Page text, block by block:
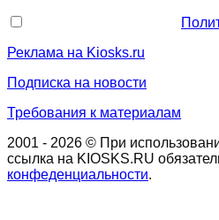
Реклама на Kiosks.ru
Подписка на новости
Требования к материалам
2001 - 2026 © При
ссылка на KIOSKS.RU
конфеденциальности.